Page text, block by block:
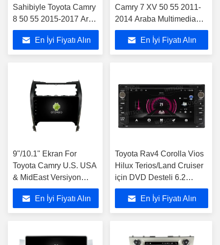
Sahibiyle Toyota Camry
8 50 55 2015-2017 Araç
Multimedia Stereo
En İyi Fiyatı Alın
Camry 7 XV 50 55 2011-
2014 Araba Multimedia
Stereo
En İyi Fiyatı Alın
9"/10.1" Ekran For
Toyota Camry U.S. USA
& MidEast Versiyon
2012- 2017 Araba
Multimedia Stereo
En İyi Fiyatı Alın
Toyota Rav4 Corolla Vios
Hilux Terios/Land Cruiser
için DVD Desteli 6.2
"Ekran OEM Stili
En İyi Fiyatı Alın